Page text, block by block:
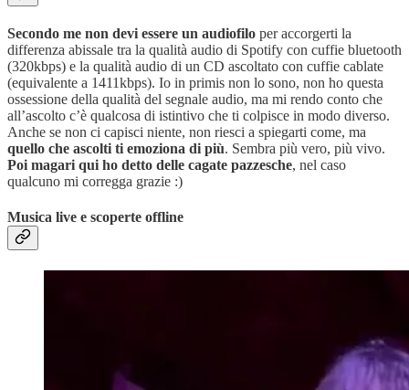
Secondo me non devi essere un audiofilo per accorgerti la
differenza abissale tra la qualità audio di Spotify con cuffie bluetooth
(320kbps) e la qualità audio di un CD ascoltato con cuffie cablate
(equivalente a 1411kbps). Io in primis non lo sono, non ho questa
ossessione della qualità del segnale audio, ma mi rendo conto che
all’ascolto c’è qualcosa di istintivo che ti colpisce in modo diverso.
Anche se non ci capisci niente, non riesci a spiegarti come, ma
quello che ascolti ti emoziona di più. Sembra più vero, più vivo.
Poi magari qui ho detto delle cagate pazzesche, nel caso
qualcuno mi corregga grazie :)
Musica live e scoperte offline